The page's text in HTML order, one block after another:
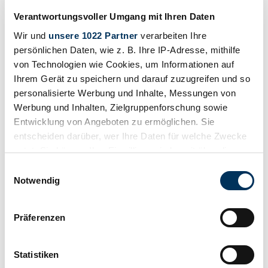
Verantwortungsvoller Umgang mit Ihren Daten
Wir und unsere 1022 Partner verarbeiten Ihre
persönlichen Daten, wie z. B. Ihre IP-Adresse, mithilfe
von Technologien wie Cookies, um Informationen auf
Ihrem Gerät zu speichern und darauf zuzugreifen und so
personalisierte Werbung und Inhalte, Messungen von
Werbung und Inhalten, Zielgruppenforschung sowie
Entwicklung von Angeboten zu ermöglichen. Sie
entscheiden darüber, wer Ihre Daten für welche Zwecke
nutzt. Sie können Ihre Einwilligung jederzeit über die
Trigger Symbol ändern oder widerrufen
Informationen über Ihre geografische Lage
können
Notwendig
Präferenzen
Statistiken
Watch